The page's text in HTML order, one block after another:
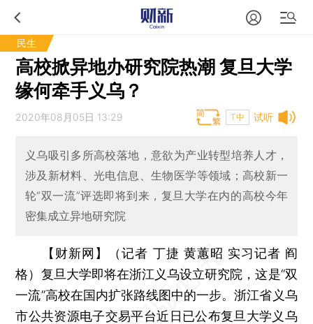
民生
高校掀异地办研究院热潮 复旦大学
缘何牵手义乌？
试听
2020年08月05日 13:29 T中
义乌吸引多所高校落地，意欲为产业转型培养人才，
涉及新材料、光电信息、生物医学等领域；高校新一
轮“双一流”评选即将到来，复旦大学在内的高校今年
密集成立异地研究院
【财新网】（记者 丁捷 黄蕙昭 实习记者 阎
格） 复旦大学即将在浙江义乌设立研究院，这是“双
一流”高校在国内扩张路线图中的一步。浙江省义乌
市公共资源电子交易平台近日已公布复旦大学义乌